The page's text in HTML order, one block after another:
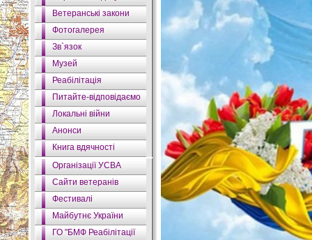
Ветеранські закони
Фотогалерея
Зв`язок
Музей
Реабілітація
Питайте-відповідаємо
Локальні війни
Анонси
Книга вдячності
Організації УСВА
Сайти ветеранів
Фестивалі
Майбутнє України
ГО "БМФ Реабілітації